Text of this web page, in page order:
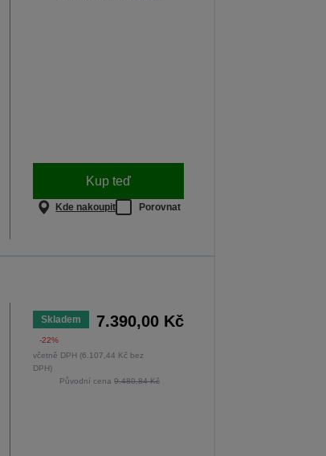
Kup teď
Kde nakoupit Porovnat
Skladem 7.390,00 Kč
-22%
včetně DPH (6.107,44 Kč bez
DPH)
Původní cena9.480,84 Kč